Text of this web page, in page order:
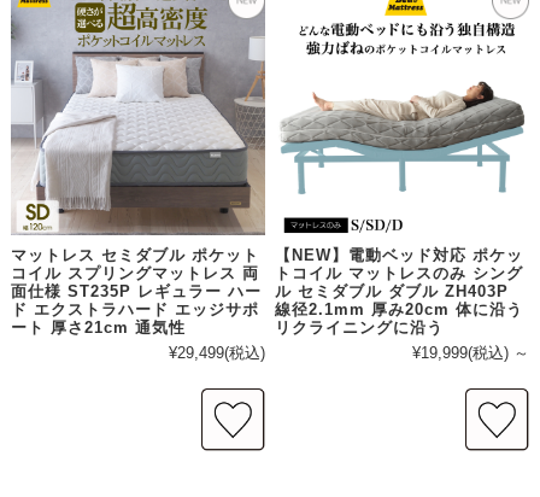
マットレス セミダブル ポケット
コイル スプリングマットレス 両
面仕様 ST235P レギュラー ハー
ド エクストラハード エッジサポ
ート 厚さ21cm 通気性
¥29,499(税込)
【NEW】電動ベッド対応 ポケッ
トコイル マットレスのみ シング
ル セミダブル ダブル ZH403P
線径2.1mm 厚み20cm 体に沿う
リクライニングに沿う
¥19,999(税込) ～